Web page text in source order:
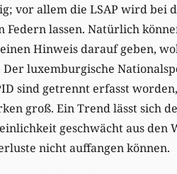
vor allem die LSAP wird bei
Federn lassen. Natürlich
Hinweis darauf geben,
Der luxemburgische
sind getrennt erfasst
groß. Ein Trend lässt sich
geschwächt aus den
nicht auffangen können.